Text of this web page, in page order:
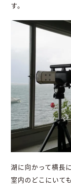
す。
湖に向かって横長
室内のどこにいて